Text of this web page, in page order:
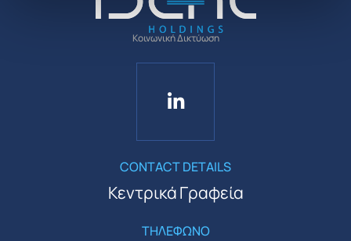
Κοινωνική Δικτύωση
CONTACT DETAILS
Κεντρικά Γραφεία
ΤΗΛΕΦΩΝΟ